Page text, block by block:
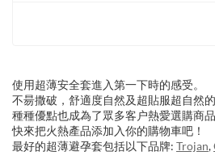
使用超薄安全套進入第一下時的感受。
不昜撒破，舒適度自然及超貼服超自然的
種種優點也成為了眾多客户熱愛選購商品
快來把火熱產品添加入你的購物車吧！
最好的超薄避孕套包括以下品牌: Trojan,